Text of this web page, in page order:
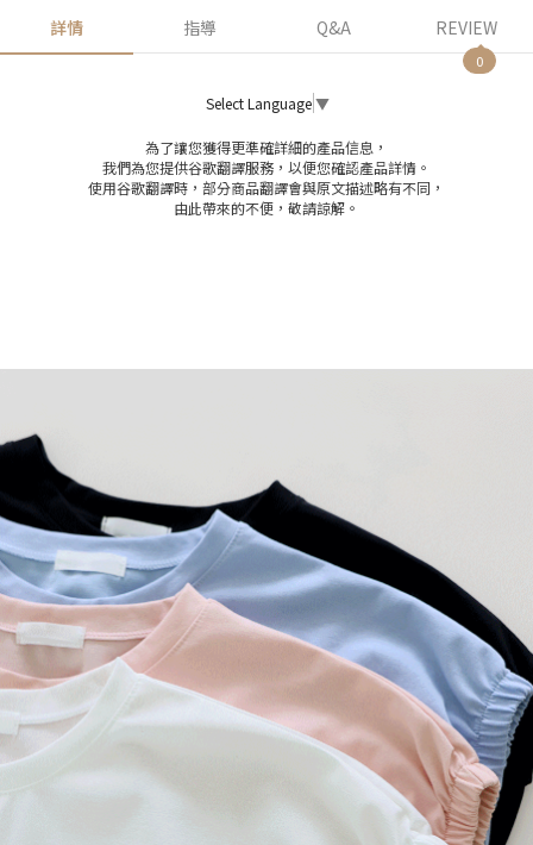
詳情 指導 Q&A REVIEW
0
Select Language ▼
為了讓您獲得更準確詳細的產品信息，
我們為您提供谷歌翻譯服務，以便您確認產品詳情。
使用谷歌翻譯時，部分商品翻譯會與原文描述略有不同，
由此帶來的不便，敬請諒解。